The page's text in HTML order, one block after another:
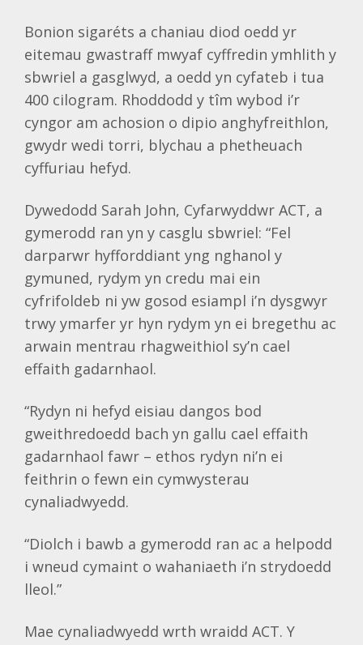
Bonion sigaréts a chaniau diod oedd yr
eitemau gwastraff mwyaf cyffredin ymhlith y
sbwriel a gasglwyd, a oedd yn cyfateb i tua
400 cilogram. Rhoddodd y tîm wybod i’r
cyngor am achosion o dipio anghyfreithlon,
gwydr wedi torri, blychau a phetheuach
cyffuriau hefyd.
Dywedodd Sarah John, Cyfarwyddwr ACT, a
gymerodd ran yn y casglu sbwriel: “Fel
darparwr hyfforddiant yng nghanol y
gymuned, rydym yn credu mai ein
cyfrifoldeb ni yw gosod esiampl i’n dysgwyr
trwy ymarfer yr hyn rydym yn ei bregethu ac
arwain mentrau rhagweithiol sy’n cael
effaith gadarnhaol.
“Rydyn ni hefyd eisiau dangos bod
gweithredoedd bach yn gallu cael effaith
gadarnhaol fawr – ethos rydyn ni’n ei
feithrin o fewn ein cymwysterau
cynaliadwyedd.
“Diolch i bawb a gymerodd ran ac a helpodd
i wneud cymaint o wahaniaeth i’n strydoedd
lleol.”
Mae cynaliadwyedd wrth wraidd ACT. Y